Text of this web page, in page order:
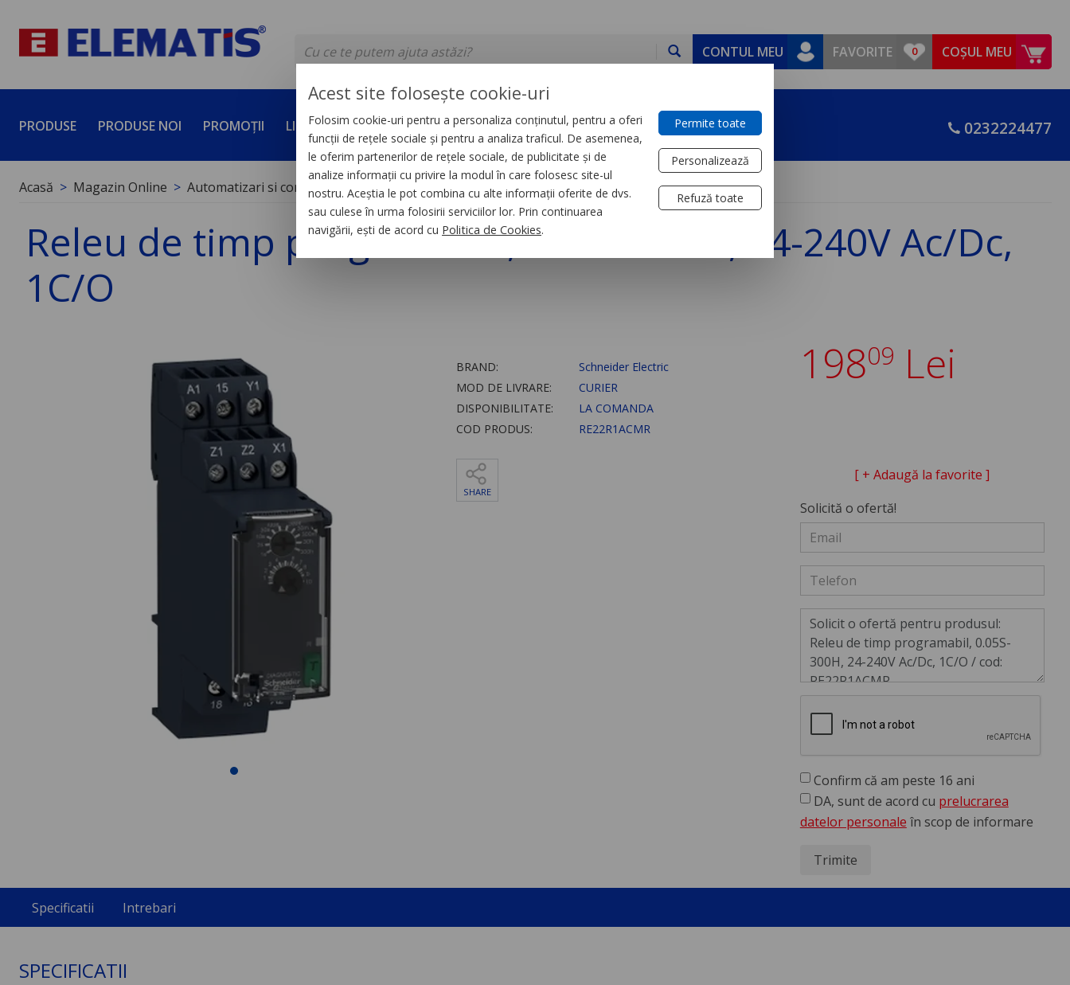
CONTUL MEU FAVORITE COȘUL MEU
PRODUSE PRODUSE NOI PROMOȚII LICHIDĂRI DE STOC SERVICII DEVINO PARTENER CONTACT 0232224477
Acasă Magazin Online Automatizari si control industrial Relee
Releu de timp programabil, 0.05S-300H, 24-240V Ac/Dc,
1C/O
BRAND:
Schneider Electric
MOD DE LIVRARE:
CURIER
DISPONIBILITATE:
LA COMANDA
COD PRODUS:
RE22R1ACMR
SHARE
19809 Lei
[ + Adaugă la favorite ]
Solicită o ofertă!
Confirm că am peste 16 ani
DA, sunt de acord cu prelucrarea
datelor personale în scop de informare
Trimite
Specificatii Intrebari
SPECIFICATII
Acest site folosește cookie-uri
Folosim cookie-uri pentru a personaliza conținutul, pentru a oferi
funcții de rețele sociale și pentru a analiza traficul. De asemenea,
le oferim partenerilor de rețele sociale, de publicitate și de
analize informații cu privire la modul în care folosesc site-ul
nostru. Aceștia le pot combina cu alte informații oferite de dvs.
sau culese în urma folosirii serviciilor lor. Prin continuarea
navigării, ești de acord cu Politica de Cookies.
Permite toate
Personalizează
Refuză toate